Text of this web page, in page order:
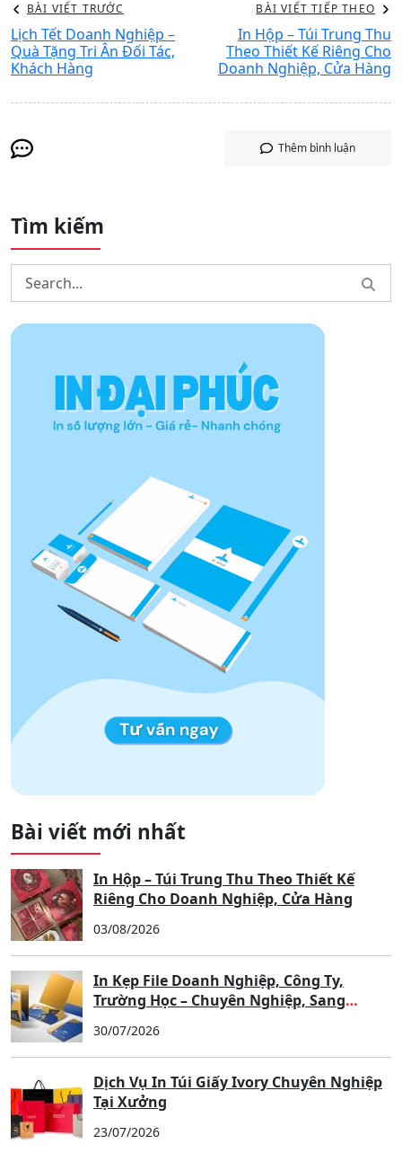
BÀI VIẾT TRƯỚC
Lịch Tết Doanh Nghiệp –
Quà Tặng Tri Ân Đối Tác,
Khách Hàng
BÀI VIẾT TIẾP THEO
In Hộp – Túi Trung Thu
Theo Thiết Kế Riêng Cho
Doanh Nghiệp, Cửa Hàng
Thêm bình luận
Tìm kiếm
Bài viết mới nhất
In Hộp – Túi Trung Thu Theo Thiết Kế
Riêng Cho Doanh Nghiệp, Cửa Hàng
03/08/2026
In Kẹp File Doanh Nghiệp, Công Ty,
Trường Học – Chuyên Nghiệp, Sang
30/07/2026
Dịch Vụ In Túi Giấy Ivory Chuyên Nghiệp
Tại Xưởng
23/07/2026